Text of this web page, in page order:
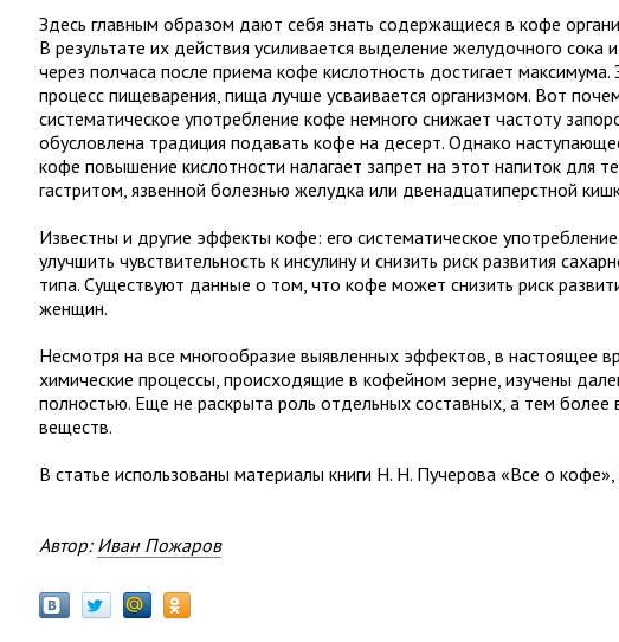
Здесь главным образом дают себя знать содержащиеся в кофе
В результате их действия усиливается выделение желудочного сока
через полчаса после приема кофе кислотность достигает максимума.
процесс пищеварения, пища лучше усваивается организмом. Вот
систематическое употребление кофе немного снижает частоту
обусловлена традиция подавать кофе на десерт. Однако
кофе повышение кислотности налагает запрет на этот напиток для
гастритом, язвенной болезнью желудка или двенадцатиперстной
Известны и другие эффекты кофе: его систематическое
улучшить чувствительность к инсулину и снизить риск развития
типа. Существуют данные о том, что кофе может снизить риск
женщин.
Несмотря на все многообразие выявленных эффектов, в настоящее
химические процессы, происходящие в кофейном зерне, изучены
полностью. Еще не раскрыта роль отдельных составных, а тем более
веществ.
В статье использованы материалы книги Н. Н. Пучерова «Все о
Автор: Иван Пожаров